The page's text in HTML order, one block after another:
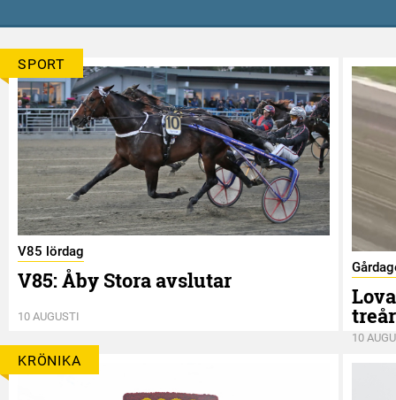
SPORT
V85 lördag
V85: Åby Stora avslutar
10 AUGUSTI
10
KRÖNIKA